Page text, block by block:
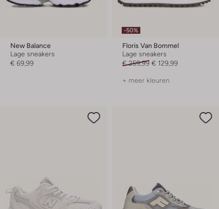
New Balance
Lage sneakers
€ 69,99
-50%
Floris Van Bommel
Lage sneakers
€ 259,99 € 129,99
+ meer kleuren